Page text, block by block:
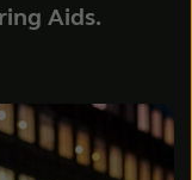
Aids.